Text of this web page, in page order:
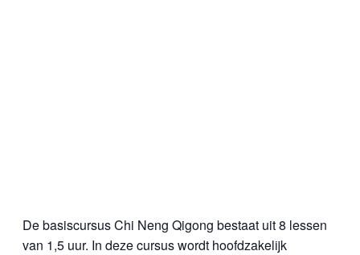
De basiscursus Chi Neng Qigong bestaat uit 8 lessen
van 1,5 uur. In deze cursus wordt hoofdzakelijk